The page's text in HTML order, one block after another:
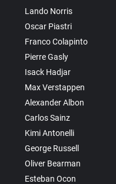
Lando Norris
Oscar Piastri
Franco Colapinto
Pierre Gasly
Isack Hadjar
Max Verstappen
Alexander Albon
Carlos Sainz
Kimi Antonelli
George Russell
Oliver Bearman
Esteban Ocon